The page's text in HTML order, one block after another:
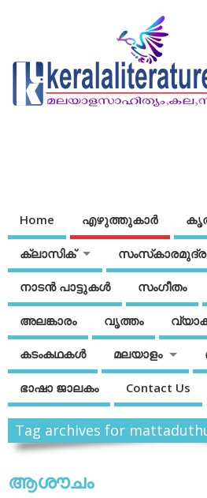
Home എഴുത്തുകാര്‍
ക്ലാസിക്
നാടന്‍ പാട്ടുകള്‍ സംഗീതം
അലങ്കാരം വൃത്തം
കടംകഥകള്‍ മലയാളം
ഭാഷാ ജാലകം Contact Us
Tag archives for
ആശൗചം